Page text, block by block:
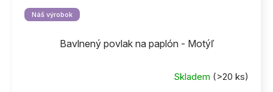
Náš výrobok
Bavlnený povlak na paplón - Motýľ
Skladem (>20 ks)